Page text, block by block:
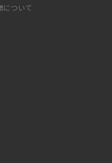
メする方の特徴や選び方を
ぐに使うための方法や注意
ー・ホームゲートウェイと
りない時の対処法を紹介
点、規格の種類も解説
について